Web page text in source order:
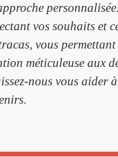
vos souhaits et
vous
méticuleuse aux
nous vous aider